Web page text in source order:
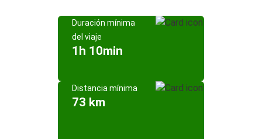
Duración mínima
del viaje
1h 10min
Distancia mínima
73 km